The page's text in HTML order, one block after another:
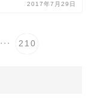
2017年7月29日
... 210